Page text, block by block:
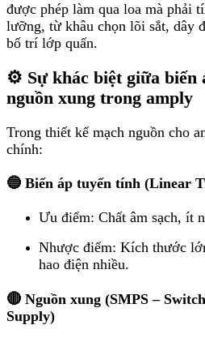
được phép làm qua loa mà phải
lưỡng, từ khâu chọn lõi sắt, dây
bố trí lớp quấn.
⚙️ Sự khác biệt giữa biến
nguồn xung trong amply
Trong thiết kế mạch nguồn cho
chính:
🔵 Biến áp tuyến tính (Linear
Ưu điểm: Chất âm sạch, ít
Nhược điểm: Kích thước
hao điện nhiều.
🔴 Nguồn xung (SMPS –
Supply)